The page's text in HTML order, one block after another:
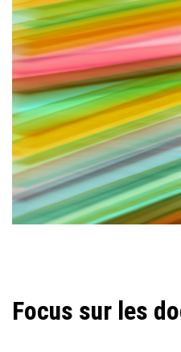
Focus sur les